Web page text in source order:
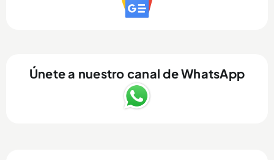
Únete a nuestro canal de WhatsApp